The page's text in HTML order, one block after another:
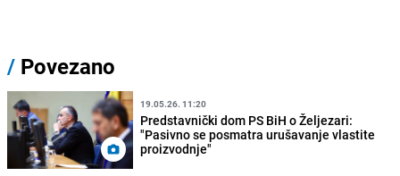
/ Povezano
19.05.26. 11:20
Predstavnički dom PS BiH o Željezari:
"Pasivno se posmatra urušavanje vlastite
proizvodnje"